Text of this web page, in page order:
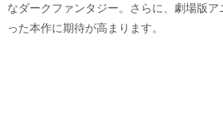
なダークファンタジー。さらに、劇場版
った本作に期待が高まります。